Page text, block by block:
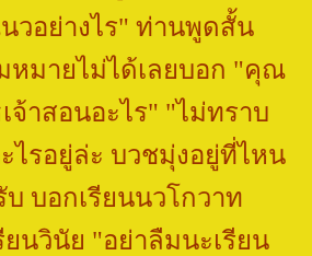
วอย่างไร" ท่านพูดสั้น
หมายไม่ได้เลยบอก "คุณ
จ้าสอนอะไร" "ไม่ทราบ
ไรอยู่ล่ะ บวชมุ่งอยู่ที่ไหน
บ บอกเรียนนวโกวาท
ยนวินัย "อย่าลืมนะเรียน